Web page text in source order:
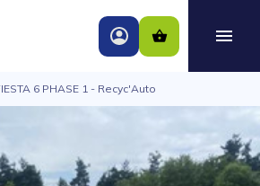
6 PHASE 1 - Recyc'Auto